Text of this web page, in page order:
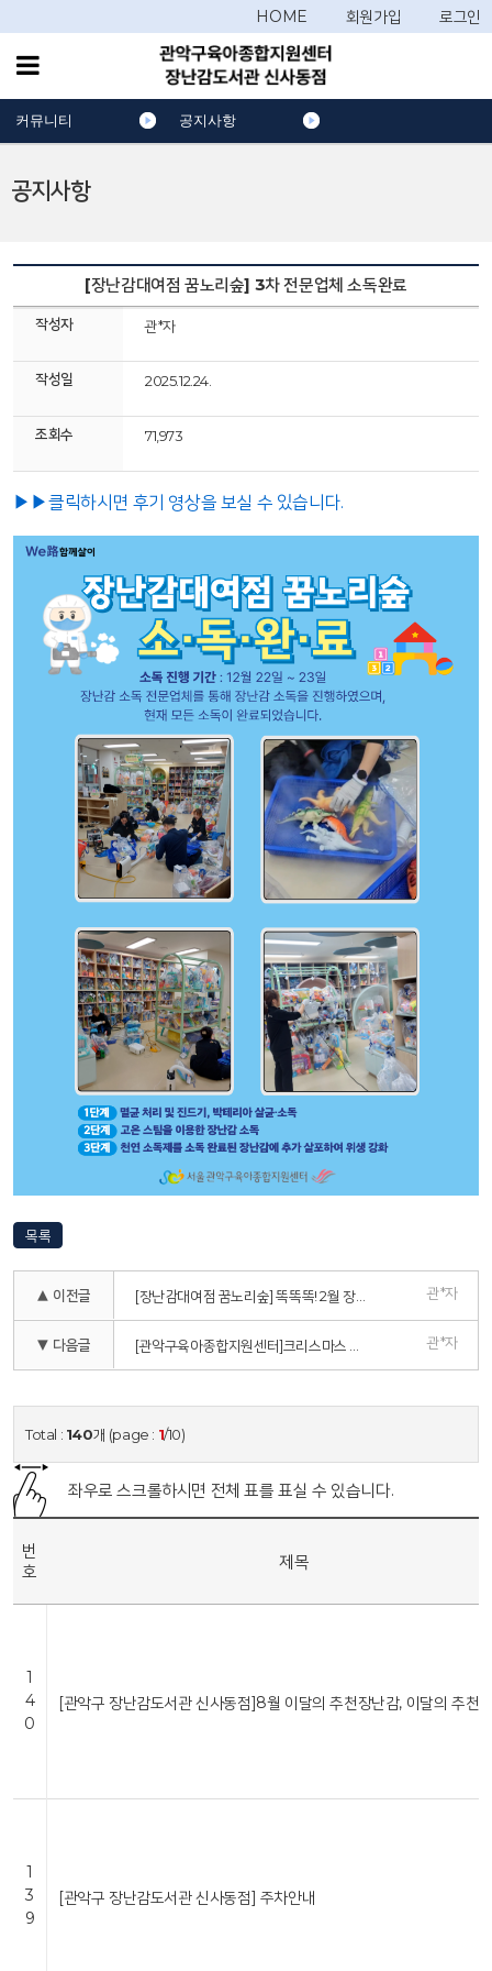
HOME 회원가입 로그인
공지사항
커뮤니티 공지사항
[장난감대여점 꿈노리숲] 3차 전문업체 소독완료
작성자 관*자
작성일 2025.12.24.
조회수 71,973
▶ ▶클릭하시면 후기 영상을 보실 수 있습니다.
목록
▲ 이전글 [장난감대여점 꿈노리숲] 똑똑똑! 2월 장난감 배달왔어요! 관*자
▼ 다음글 관*자
Total : 140개 (page : 1/10)
좌우로 스크롤하시면 전체 표를 표실 수 있습니다.
번
호
제목
1
4
0
[관악구 장난감도서관 신사동점]8월 이달의 추천장난감, 이달의 추천
1
3
9
[관악구 장난감도서관 신사동점] 주차안내